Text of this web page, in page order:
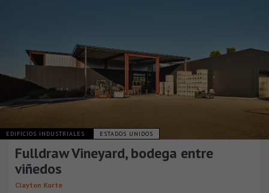
EDIFICIOS INDUSTRIALES ESTADOS UNIDOS
Fulldraw Vineyard, bodega entre
viñedos
Clayton Korte